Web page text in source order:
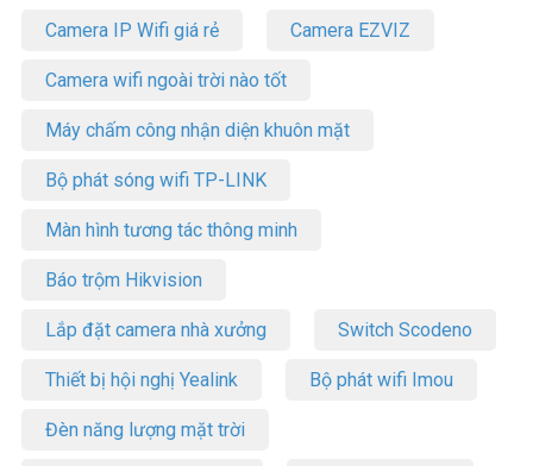
Camera IP Wifi giá rẻ Camera EZVIZ
Camera wifi ngoài trời nào tốt
Máy chấm công nhận diện khuôn mặt
Bộ phát sóng wifi TP-LINK
Màn hình tương tác thông minh
Báo trộm Hikvision
Lắp đặt camera nhà xưởng Switch Scodeno
Thiết bị hội nghị Yealink Bộ phát wifi Imou
Đèn năng lượng mặt trời